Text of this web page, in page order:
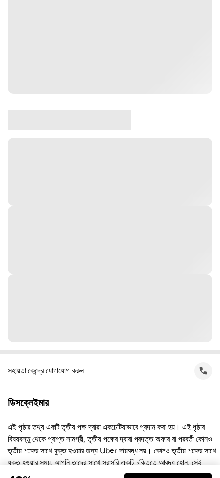
সহায়তা কেন্দ্রে যোগাযোগ করুন
ডিসক্লেইমার
এই পৃষ্ঠার তথ্য একটি তৃতীয় পক্ষ দ্বারা একচেটিয়াভাবে প্রদান করা হয়। এই পৃষ্ঠার
বিষয়বস্তু থেকে প্রাপ্ত সামগ্রী, তৃতীয় পক্ষের দ্বারা প্রদত্ত অফার বা পরবর্তী কোনও
তৃতীয় পক্ষের সাথে যুক্ত হওয়ার জন্য Uber দায়বদ্ধ নয়। কোনও তৃতীয় পক্ষের সাথে
যুক্ত হওয়ার সময়, আপনি তাদের সাথে সরাসরি একটি চুক্তিতে আবদ্ধ হোন, সেই
চুক্তিতে Uber কোনো পক্ষ নয়। প্রশ্নের জন্য, অনুগ্রহ করে সরাসরি তৃতীয় পক্ষের